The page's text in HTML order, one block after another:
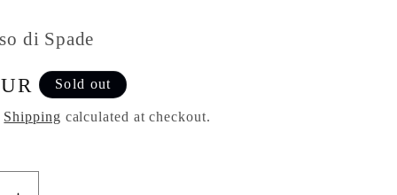
di Spade
Sold out
Shipping calculated at checkout.